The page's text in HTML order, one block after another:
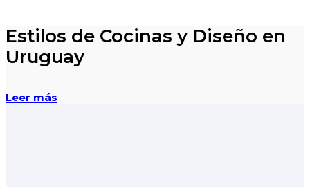
Estilos de Cocinas y Diseño en
Uruguay
Leer más